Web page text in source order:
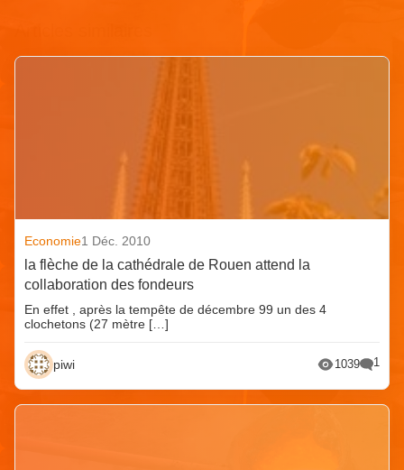
Economie1 Déc. 2010
la flèche de la cathédrale de Rouen attend la
collaboration des fondeurs
En effet , après la tempête de décembre 99 un des 4
clochetons (27 mètre […]
piwi 1039 1